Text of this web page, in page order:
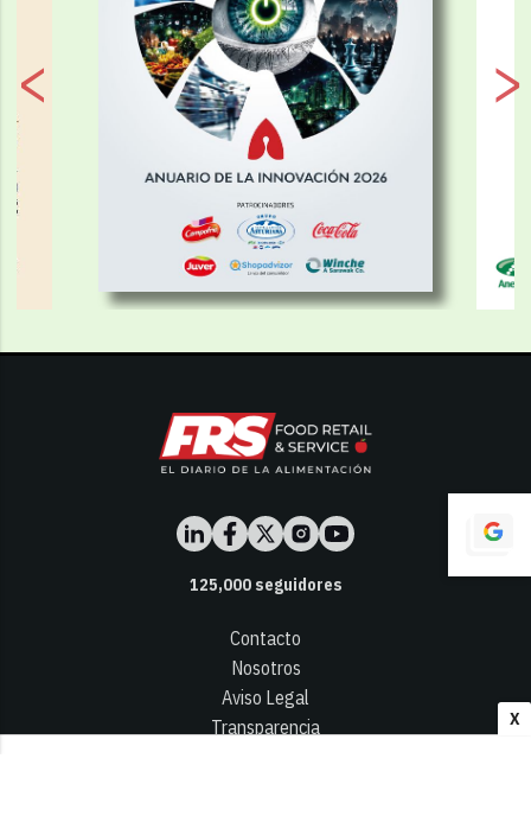
X
125,000seguidores
Contacto
Nosotros
Aviso Legal
Transparencia